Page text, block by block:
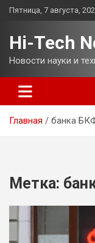
Перейти
Пятница, 7 августа,
Hi-Tech
Новости науки и
Главная банка
Метка: